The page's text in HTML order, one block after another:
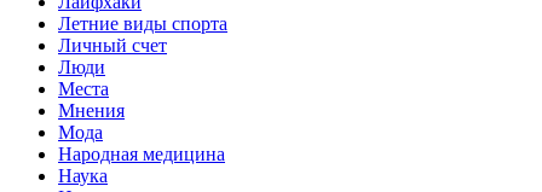
Летние виды спорта
Личный счет
Люди
Места
Мнения
Мода
Народная медицина
Наука